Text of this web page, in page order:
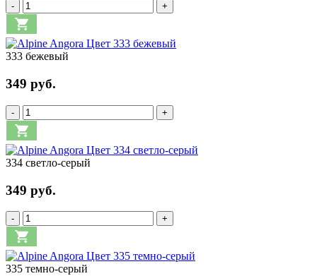
- +
333 бежевый
349 руб.
- +
334 светло-серый
349 руб.
- +
335 темно-серый